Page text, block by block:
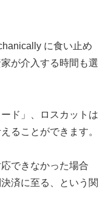
に食い止め
が介入する時間も選
ド」、ロスカットは
ることができます。
できなかった場合
済に至る、という関